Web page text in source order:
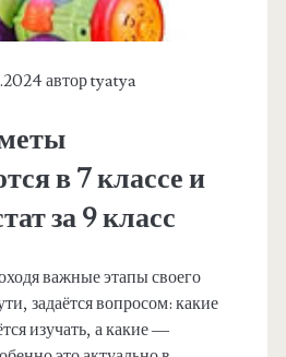
авторtyatya
в 7 классе и
за 9 класс
важные этапы своего
задаётся вопросом: какие
изучать, а какие —